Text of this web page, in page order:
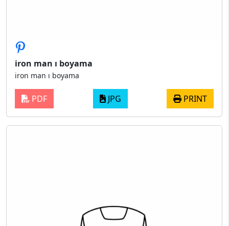
iron man ı boyama
iron man ı boyama
PDF JPG PRINT